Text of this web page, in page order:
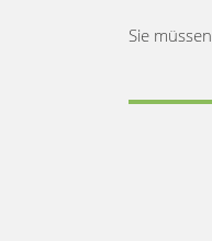
Sie müssen